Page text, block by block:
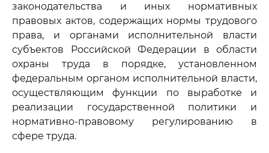
законодательства и иных нормативных
правовых актов, содержащих нормы трудового
права, и органами исполнительной власти
субъектов Российской Федерации в области
охраны труда в порядке, установленном
федеральным органом исполнительной власти,
осуществляющим функции по выработке и
реализации государственной политики и
нормативно-правовому регулированию в
сфере труда.